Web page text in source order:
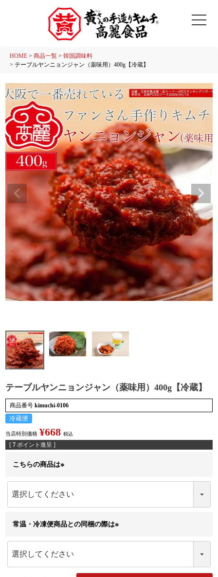
検索
HOME 商品一覧
韓国調味料
テーブルヤンニョンジャン（薬味用）400g【冷蔵】
テーブルヤンニョンジャン（薬味用）400g【冷蔵】
商品番号 kimuchi-0106
冷蔵便
当店特別価格 ¥668 税込
[ 7 ポイント進呈 ]
こちらの商品は
須
)
常温・冷凍便商品との同梱の際は
)